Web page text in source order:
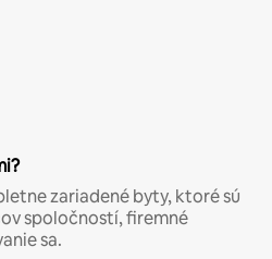
zariadené byty, ktoré sú
spoločností, firemné
sa.